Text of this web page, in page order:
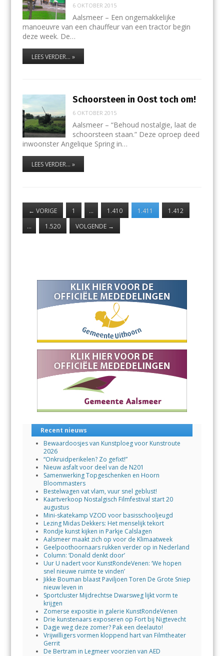
6 OKTOBER 2015
Aalsmeer – Een ongemakkelijke
manoeuvre van een chauffeur van een tractor begin
deze week. De…
LEES VERDER... »
Schoorsteen in Oost toch om!
6 OKTOBER 2015
Aalsmeer – “Behoud nostalgie, laat de
schoorsteen staan.” Deze oproep deed
inwoonster Angelique Spring in…
LEES VERDER... »
← VORIGE 1 … 1.410 1.411
1.412
…
1.520 VOLGENDE →
Recent nieuws
Bewaardoosjes van Kunstploeg voor Kunstroute
2026
“Onkruidperikelen? Zo gefixt!”
Nieuw asfalt voor deel van de N201
Samenwerking Topgeschenken en Hoorn
Bloommasters
Bestelwagen vat vlam, vuur snel geblust!
Kaartverkoop Nostalgisch Filmfestival start 20
augustus
Mini-skatekamp VZOD voor basisschooljeugd
Lezing Midas Dekkers: Het menselijk tekort
Rondje kunst kijken in Parkje Calslagen
Aalsmeer maakt zich op voor de Klimaatweek
Geelpoothoornaars rukken verder op in Nederland
Column: ‘Donald denkt door’
Uur U nadert voor KunstRondeVenen: ‘We hopen
snel nieuwe ruimte te vinden’
Jikke Bouman blaast Paviljoen Toren De Grote Sniep
nieuw leven in
Sportcluster Mijdrechtse Dwarsweg lijkt vorm te
krijgen
Zomerse expositie in galerie KunstRondeVenen
Drie kunstenaars exposeren op Fort bij Nigtevecht
Dagje weg deze zomer? Pak een deelauto!
Vrijwilligers vormen kloppend hart van Filmtheater
Gerrit
De Bertram in Legmeer voorzien van AED